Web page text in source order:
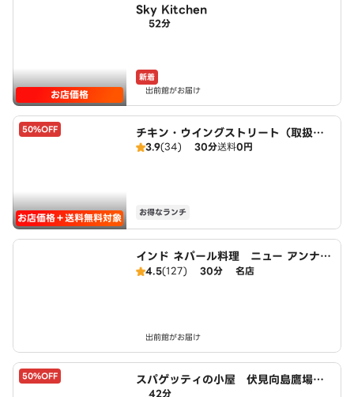
お店価格
Sky Kitchen
52分
新着
出前館がお届け
50%OFF
お店価格＋送料無料対象
チキン・ウイングストリート（取扱：
ピザハット宇治小倉店）
3.9(34) 30分送料0円
お得なランチ
インド ネパール料理 ニュー アンナプ
ルナ
4.5(127) 30分 名店
出前館がお届け
50%OFF
スパゲッティの小屋 伏見向島鷹場町
42分